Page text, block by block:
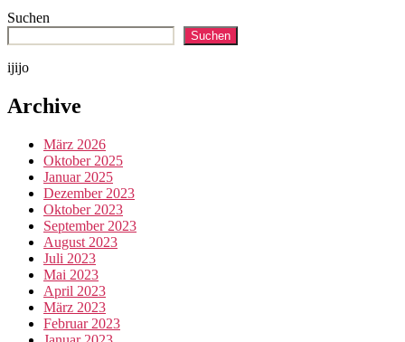
Suchen
Suchen
ijijo
Archive
März 2026
Oktober 2025
Januar 2025
Dezember 2023
Oktober 2023
September 2023
August 2023
Juli 2023
Mai 2023
April 2023
März 2023
Februar 2023